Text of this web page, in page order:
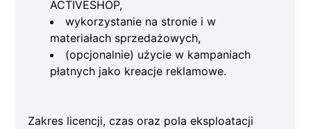
ACTIVESHOP,
wykorzystanie na stronie i w
materiałach sprzedażowych,
(opcjonalnie) użycie w kampaniach
płatnych jako kreacje reklamowe.
Zakres licencji, czas oraz pola eksploatacji